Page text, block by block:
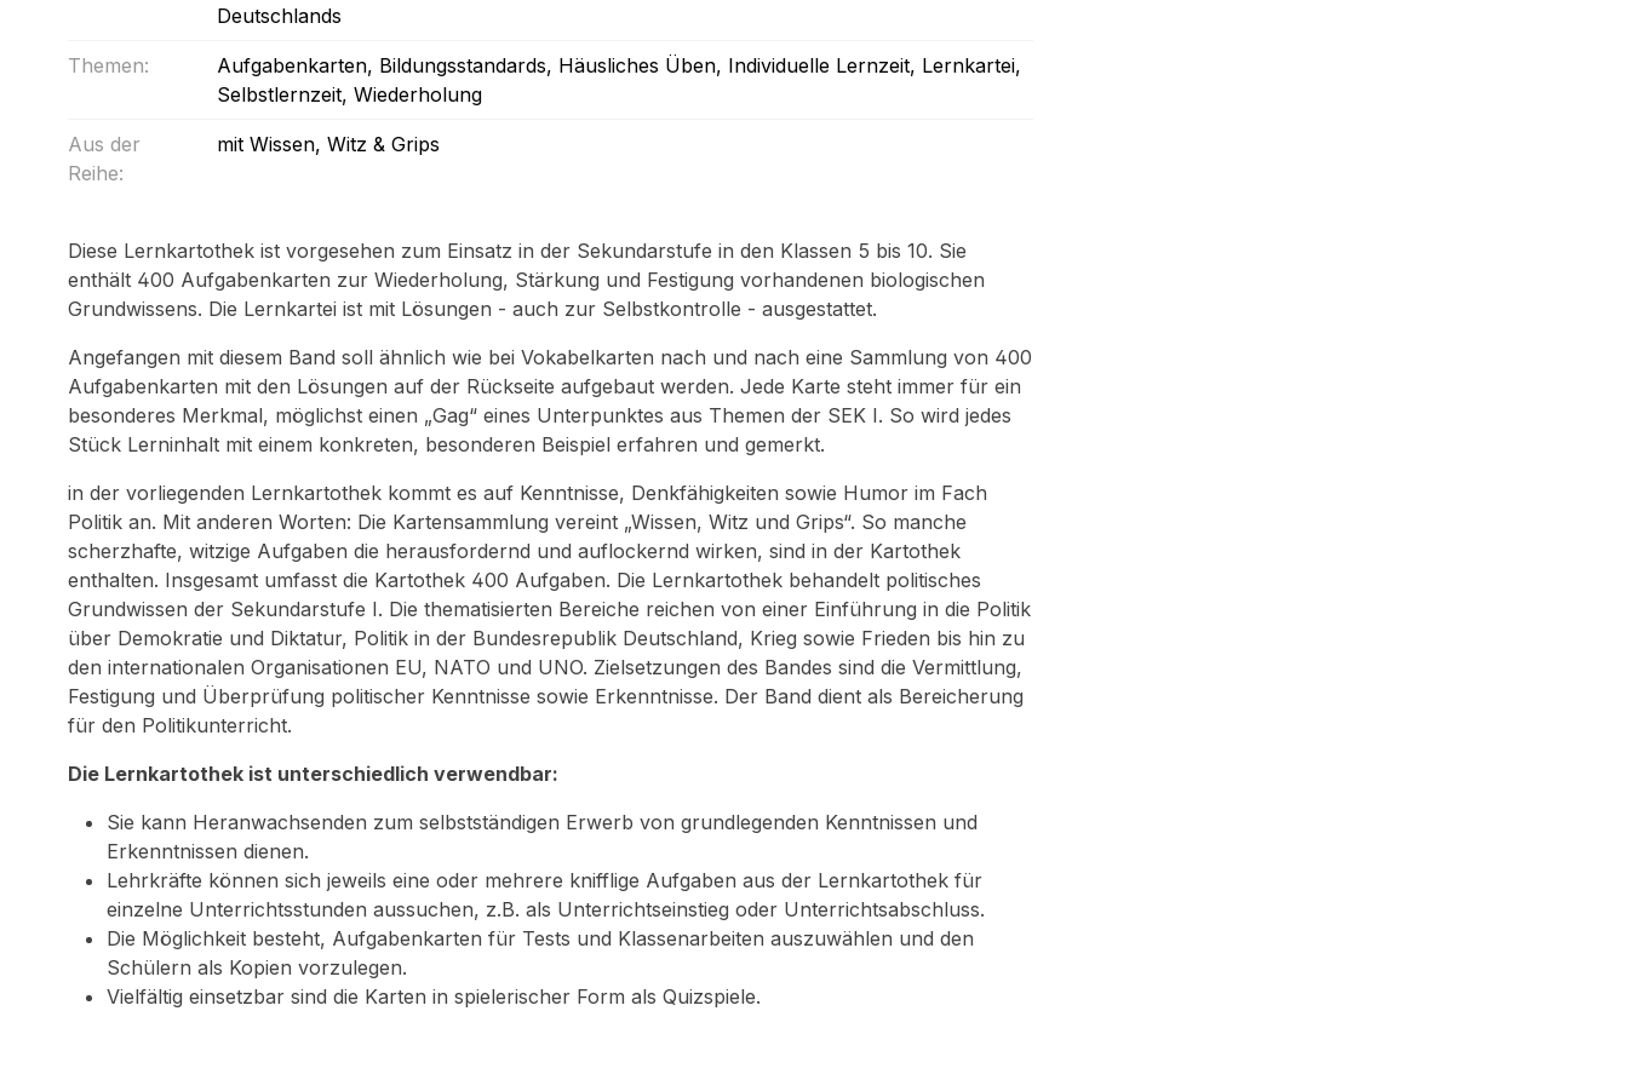
Deutschlands
Themen: Aufgabenkarten, Bildungsstandards, Häusliches Üben, Individuelle Lernzeit, Lernkartei,
Selbstlernzeit, Wiederholung
Aus der
Reihe:
mit Wissen, Witz & Grips
Diese Lernkartothek ist vorgesehen zum Einsatz in der Sekundarstufe in den Klassen 5 bis 10. Sie
enthält 400 Aufgabenkarten zur Wiederholung, Stärkung und Festigung vorhandenen biologischen
Grundwissens. Die Lernkartei ist mit Lösungen - auch zur Selbstkontrolle - ausgestattet.
Angefangen mit diesem Band soll ähnlich wie bei Vokabelkarten nach und nach eine Sammlung von 400
Aufgabenkarten mit den Lösungen auf der Rückseite aufgebaut werden. Jede Karte steht immer für ein
besonderes Merkmal, möglichst einen „Gag“ eines Unterpunktes aus Themen der SEK I. So wird jedes
Stück Lerninhalt mit einem konkreten, besonderen Beispiel erfahren und gemerkt.
in der vorliegenden Lernkartothek kommt es auf Kenntnisse, Denkfähigkeiten sowie Humor im Fach
Politik an. Mit anderen Worten: Die Kartensammlung vereint „Wissen, Witz und Grips“. So manche
scherzhafte, witzige Aufgaben die herausfordernd und auflockernd wirken, sind in der Kartothek
enthalten. Insgesamt umfasst die Kartothek 400 Aufgaben. Die Lernkartothek behandelt politisches
Grundwissen der Sekundarstufe I. Die thematisierten Bereiche reichen von einer Einführung in die Politik
über Demokratie und Diktatur, Politik in der Bundesrepublik Deutschland, Krieg sowie Frieden bis hin zu
den internationalen Organisationen EU, NATO und UNO. Zielsetzungen des Bandes sind die Vermittlung,
Festigung und Überprüfung politischer Kenntnisse sowie Erkenntnisse. Der Band dient als Bereicherung
für den Politikunterricht.
Die Lernkartothek ist unterschiedlich verwendbar:
Sie kann Heranwachsenden zum selbstständigen Erwerb von grundlegenden Kenntnissen und
Erkenntnissen dienen.
Lehrkräfte können sich jeweils eine oder mehrere knifflige Aufgaben aus der Lernkartothek für
einzelne Unterrichtsstunden aussuchen, z.B. als Unterrichtseinstieg oder Unterrichtsabschluss.
Die Möglichkeit besteht, Aufgabenkarten für Tests und Klassenarbeiten auszuwählen und den
Schülern als Kopien vorzulegen.
Vielfältig einsetzbar sind die Karten in spielerischer Form als Quizspiele.